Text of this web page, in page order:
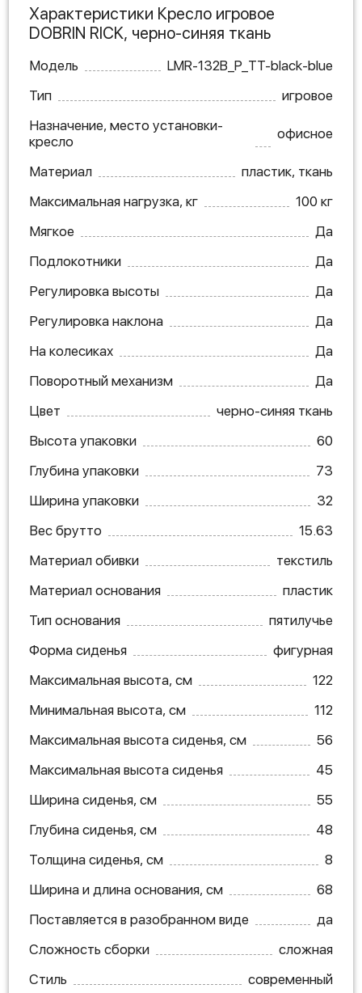
Характеристики Кресло игровое
DOBRIN RICK, черно-синяя ткань
Модель
LMR-132B_P_TT-black-blue
Тип
игровое
Назначение, место установки-
кресло
офисное
Материал
пластик, ткань
Максимальная нагрузка, кг
100 кг
Мягкое
Да
Подлокотники
Да
Регулировка высоты
Да
Регулировка наклона
Да
На колесиках
Да
Поворотный механизм
Да
Цвет
черно-синяя ткань
Высота упаковки
60
Глубина упаковки
73
Ширина упаковки
32
Вес брутто
15.63
Материал обивки
текстиль
Материал основания
пластик
Тип основания
пятилучье
Форма сиденья
фигурная
Максимальная высота, см
122
Минимальная высота, см
112
Максимальная высота сиденья, см
56
Максимальная высота сиденья
45
Ширина сиденья, см
55
Глубина сиденья, см
48
Толщина сиденья, см
8
Ширина и длина основания, см
68
Поставляется в разобранном виде
да
Сложность сборки
сложная
Стиль
современный